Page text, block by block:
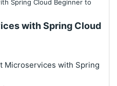
with Spring Cloud
Microservices with Spring